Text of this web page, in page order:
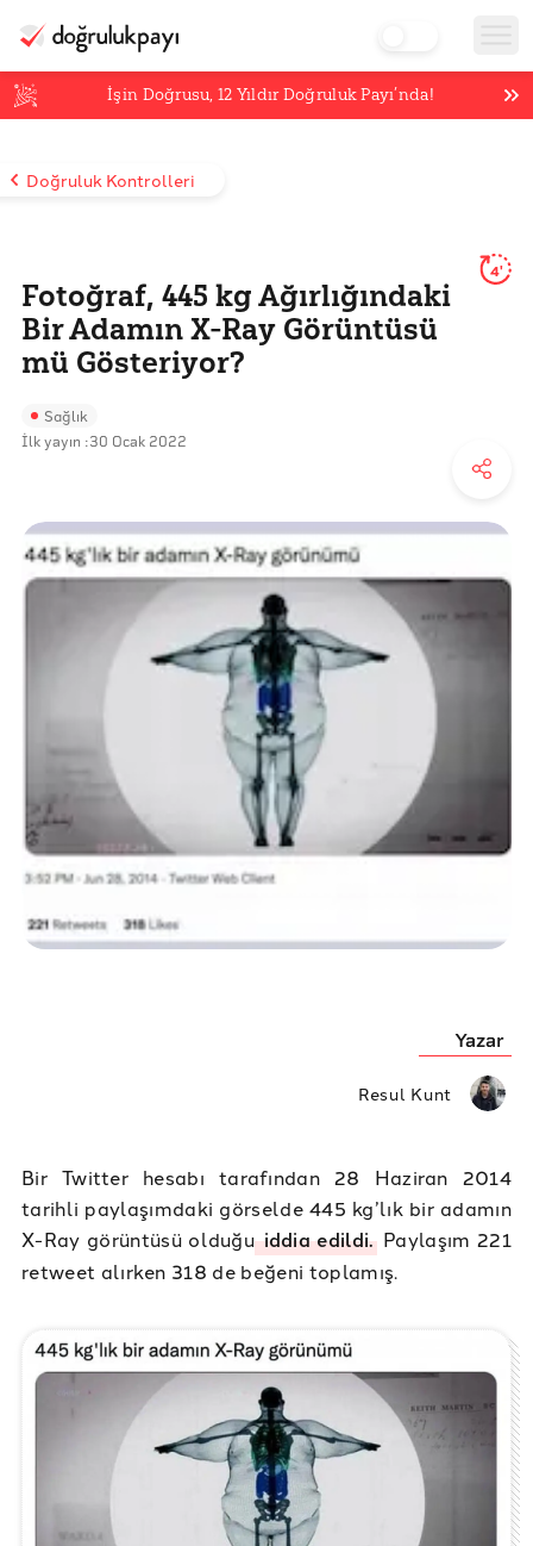
İşin Doğrusu,12 Yıldır Doğruluk Payı’nda!
Doğruluk Kontrolleri
Fotoğraf, 445 kg Ağırlığındaki
Bir Adamın X-Ray Görüntüsü
mü Gösteriyor?
4'
Sağlık
İlk yayın :30 Ocak 2022
Yazar
Resul Kunt
Bir Twitter hesabı tarafından 28 Haziran 2014
tarihli paylaşımdaki görselde 445 kg’lık bir adamın
X-Ray görüntüsü olduğuiddia edildi.Paylaşım 221
retweet alırken 318 de beğeni toplamış.